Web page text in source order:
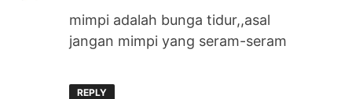
mimpi adalah bunga tidur,,asal
jangan mimpi yang seram-seram
REPLY